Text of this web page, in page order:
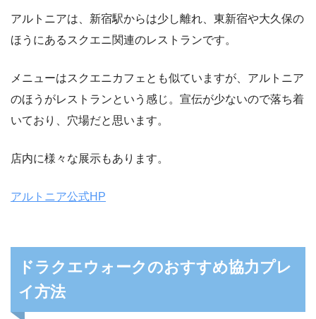
アルトニアは、新宿駅からは少し離れ、東新宿や大久保の
ほうにあるスクエニ関連のレストランです。
メニューはスクエニカフェとも似ていますが、アルトニア
のほうがレストランという感じ。宣伝が少ないので落ち着
いており、穴場だと思います。
店内に様々な展示もあります。
アルトニア公式HP
ドラクエウォークのおすすめ協力プレ
イ方法